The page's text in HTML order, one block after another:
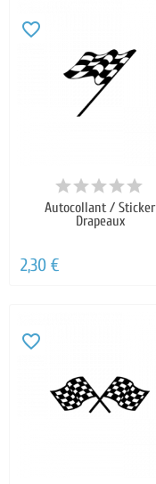
favorite_border
Autocollant / Sticker
Drapeaux
2,30 €
favorite_border